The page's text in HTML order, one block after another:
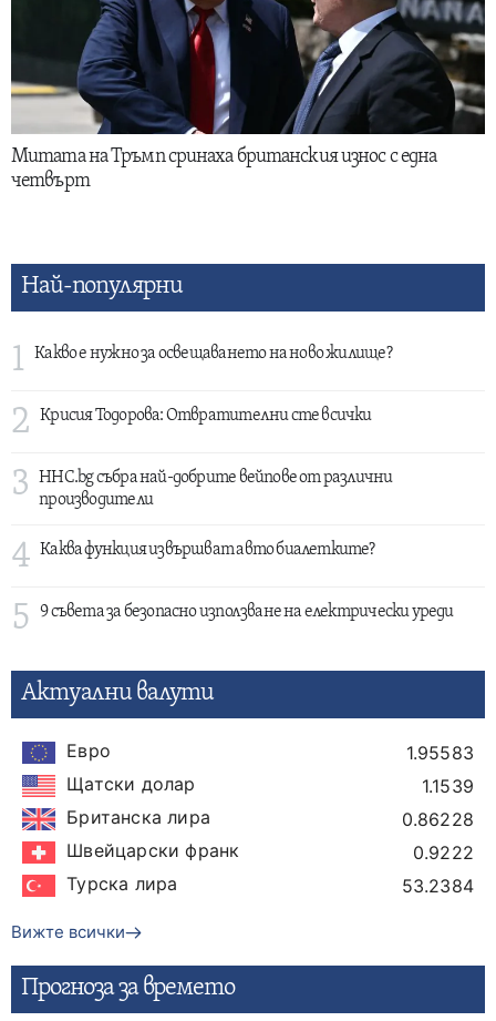
Митата на Тръмп сринаха британския износ с една
четвърт
Най-популярни
1 Какво е нужно за освещаването на ново жилище?
2 Крисия Тодорова: Отвратителни сте всички
3
HHC.bg събра най-добрите вейпове от различни
производители
4 Каква функция извършват авто биалетките?
5 9 съвета за безопасно използване на електрически уреди
Актуални валути
Евро
1.95583
Щатски долар
1.1539
Британска лира
0.86228
Швейцарски франк
0.9222
Турска лира
53.2384
Вижте всички
Прогнозa за времето